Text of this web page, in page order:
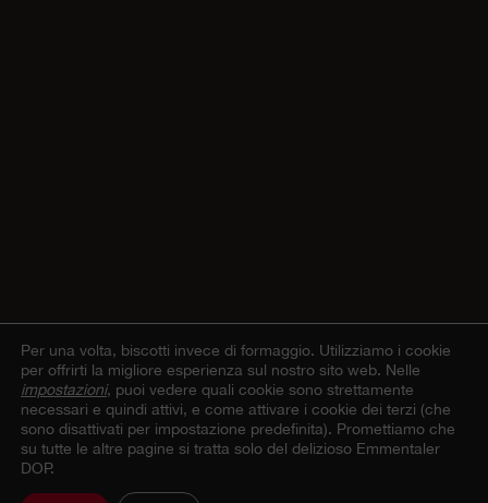
Per una volta, biscotti invece di formaggio. Utilizziamo i cookie
per offrirti la migliore esperienza sul nostro sito web. Nelle
impostazioni, puoi vedere quali cookie sono strettamente
necessari e quindi attivi, e come attivare i cookie dei terzi (che
sono disattivati per impostazione predefinita). Promettiamo che
su tutte le altre pagine si tratta solo del delizioso Emmentaler
DOP.